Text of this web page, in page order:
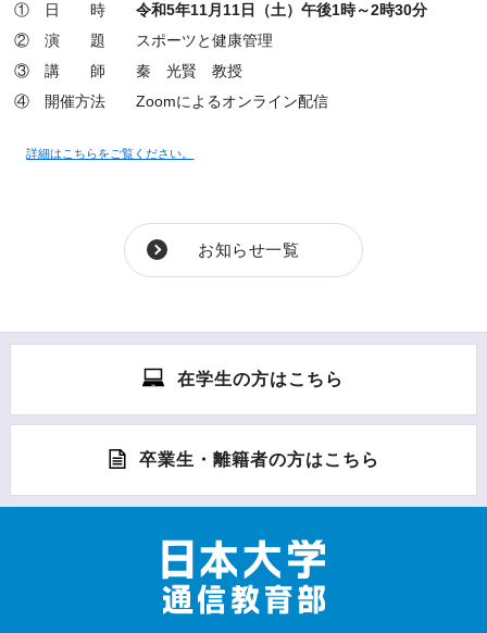
① 日 時令和5年11月11日（土）午後1時～2時30分
② 演 題 スポーツと健康管理
③ 講 師 秦 光賢 教授
④ 開催方法 Zoomによるオンライン配信
詳細はこちらをご覧ください。
お知らせ一覧
在学生の方はこちら
卒業生・離籍者の方はこちら